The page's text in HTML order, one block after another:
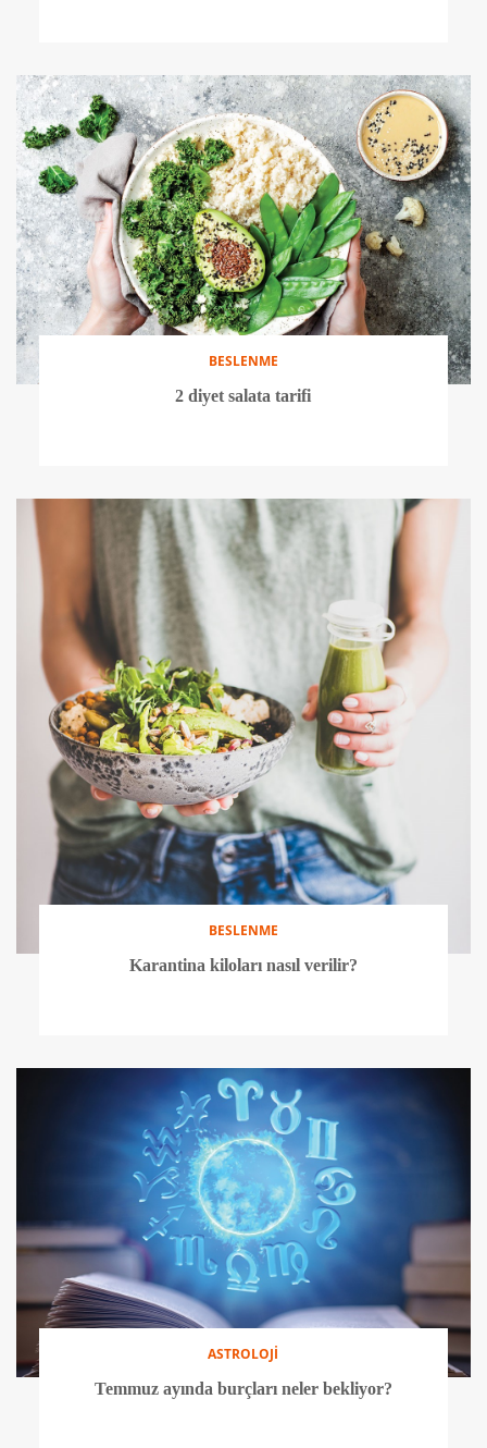
BESLENME
2 diyet salata tarifi
BESLENME
Karantina kiloları nasıl verilir?
ASTROLOJİ
Temmuz ayında burçları neler bekliyor?